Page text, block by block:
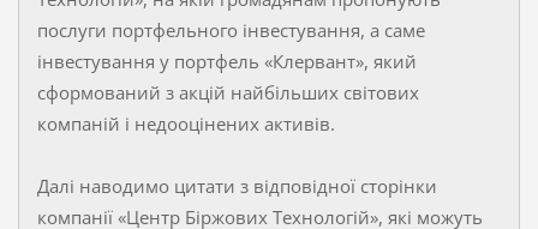
послуги портфельного інвестування, а саме
інвестування у портфель «Клервант», який
сформований з акцій найбільших світових
компаній і недооцінених активів.
Далі наводимо цитати з відповідної сторінки
компанії «Центр Біржових Технологій», які можуть